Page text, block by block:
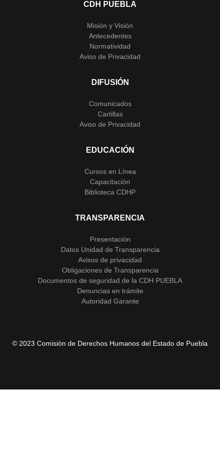
CDH PUEBLA
Misión y Visión
Antecedentes
Normatividad
Aviso de Privacidad
DIFUSIÓN
Comunicados
Cartillas
Aviso de Privacidad
EDUCACIÓN
Cursos en Línea
Capacitación
Biblioteca CDHP
TRANSPARENCIA
Presentación
Datos Unidad de Transparencia
Avisos de privacidad
Obligaciones de Transparencia
Documentos de seguridad de la CDH PUEBLA
Denuncias en trámite
Autoridad Garante
© 2023 Comisión de Derechos Humanos del Estado de Puebla